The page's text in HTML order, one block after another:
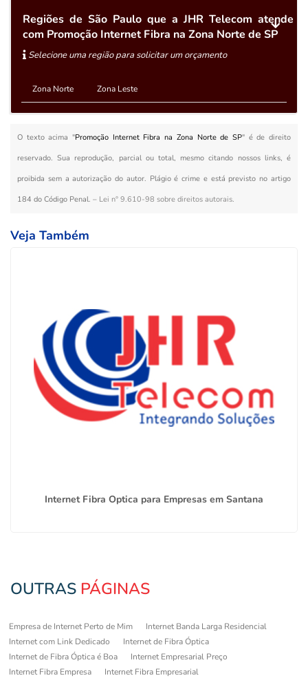
Regiões de São Paulo que a JHR Telecom atende
com Promoção Internet Fibra na Zona Norte de SP
Selecione uma região para solicitar um orçamento
Zona Norte Zona Leste
O texto acima "Promoção Internet Fibra na Zona Norte de SP" é de direito
reservado. Sua reprodução, parcial ou total, mesmo citando nossos links, é
proibida sem a autorização do autor. Plágio é crime e está previsto no artigo
184 do Código Penal. – Lei n° 9.610-98 sobre direitos autorais.
Veja Também
Internet Fibra Optica para Empresas em Santana
OUTRAS PÁGINAS
Empresa de Internet Perto de Mim
Internet Banda Larga Residencial
Internet com Link Dedicado
Internet de Fibra Óptica
Internet de Fibra Óptica é Boa
Internet Empresarial Preço
Internet Fibra Empresa
Internet Fibra Empresarial